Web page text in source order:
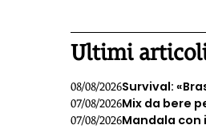
professionale si fonde
attraverso esperienze
Ultimi
08/08/2026Survival:
07/08/2026Mix da bere
07/08/2026Mandala con